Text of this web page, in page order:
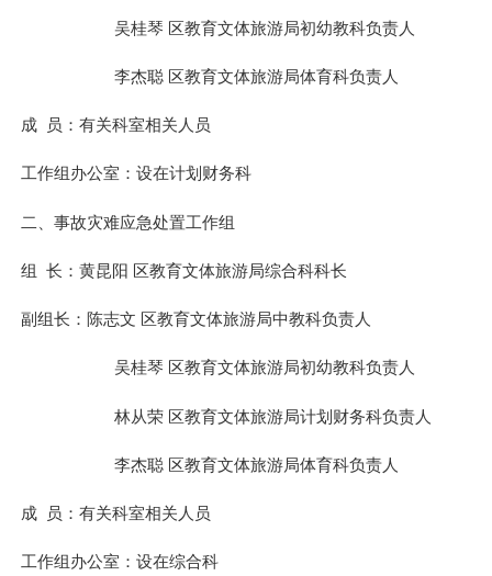
吴桂琴 区教育文体旅游局初幼教科负责人
李杰聪 区教育文体旅游局体育科负责人
成 员：有关科室相关人员
工作组办公室：设在计划财务科
二、事故灾难应急处置工作组
组 长： 黄昆阳 区教育文体旅游局综合科科长
副组长： 陈志文 区教育文体旅游局中教科负责人
吴桂琴 区教育文体旅游局初幼教科负责人
林从荣 区教育文体旅游局计划财务科负责人
李杰聪 区教育文体旅游局体育科负责人
成 员：有关科室相关人员
工作组办公室：设在综合科